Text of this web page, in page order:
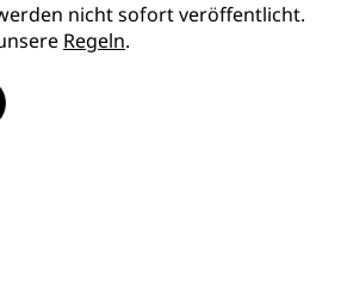
nicht sofort veröffentlicht.
Regeln.